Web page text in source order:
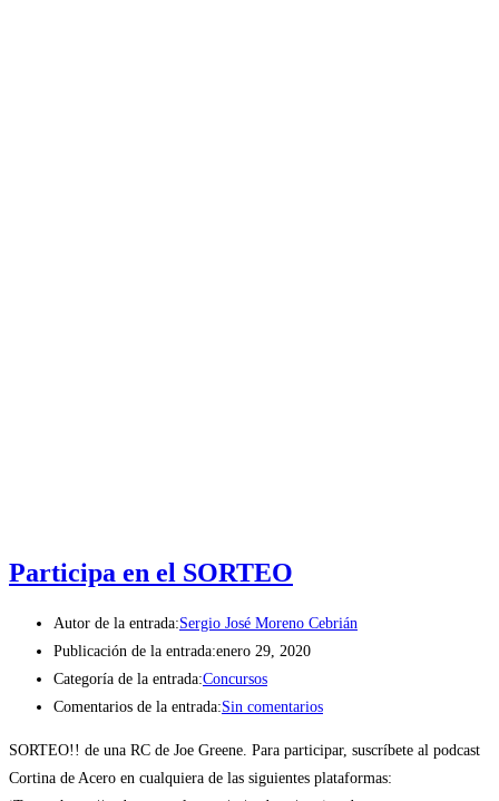
Participa en el SORTEO
Autor de la entrada:Sergio José Moreno Cebrián
Publicación de la entrada:enero 29, 2020
Categoría de la entrada:Concursos
Comentarios de la entrada:Sin comentarios
SORTEO!! de una RC de Joe Greene. Para participar, suscríbete al podcast
Cortina de Acero en cualquiera de las siguientes plataformas: